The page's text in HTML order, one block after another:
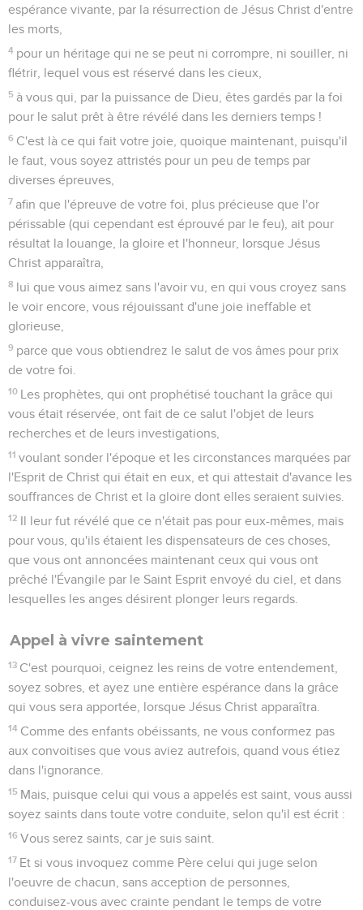
espérance vivante, par la résurrection de Jésus Christ d'entre
les morts,
4 pour un héritage qui ne se peut ni corrompre, ni souiller, ni
flétrir, lequel vous est réservé dans les cieux,
5 à vous qui, par la puissance de Dieu, êtes gardés par la foi
pour le salut prêt à être révélé dans les derniers temps !
6 C'est là ce qui fait votre joie, quoique maintenant, puisqu'il
le faut, vous soyez attristés pour un peu de temps par
diverses épreuves,
7 afin que l'épreuve de votre foi, plus précieuse que l'or
périssable (qui cependant est éprouvé par le feu), ait pour
résultat la louange, la gloire et l'honneur, lorsque Jésus
Christ apparaîtra,
8 lui que vous aimez sans l'avoir vu, en qui vous croyez sans
le voir encore, vous réjouissant d'une joie ineffable et
glorieuse,
9 parce que vous obtiendrez le salut de vos âmes pour prix
de votre foi.
10 Les prophètes, qui ont prophétisé touchant la grâce qui
vous était réservée, ont fait de ce salut l'objet de leurs
recherches et de leurs investigations,
11 voulant sonder l'époque et les circonstances marquées par
l'Esprit de Christ qui était en eux, et qui attestait d'avance les
souffrances de Christ et la gloire dont elles seraient suivies.
12 Il leur fut révélé que ce n'était pas pour eux-mêmes, mais
pour vous, qu'ils étaient les dispensateurs de ces choses,
que vous ont annoncées maintenant ceux qui vous ont
prêché l'Évangile par le Saint Esprit envoyé du ciel, et dans
lesquelles les anges désirent plonger leurs regards.
Appel à vivre saintement
13 C'est pourquoi, ceignez les reins de votre entendement,
soyez sobres, et ayez une entière espérance dans la grâce
qui vous sera apportée, lorsque Jésus Christ apparaîtra.
14 Comme des enfants obéissants, ne vous conformez pas
aux convoitises que vous aviez autrefois, quand vous étiez
dans l'ignorance.
15 Mais, puisque celui qui vous a appelés est saint, vous aussi
soyez saints dans toute votre conduite, selon qu'il est écrit :
16 Vous serez saints, car je suis saint.
17 Et si vous invoquez comme Père celui qui juge selon
l'oeuvre de chacun, sans acception de personnes,
conduisez-vous avec crainte pendant le temps de votre